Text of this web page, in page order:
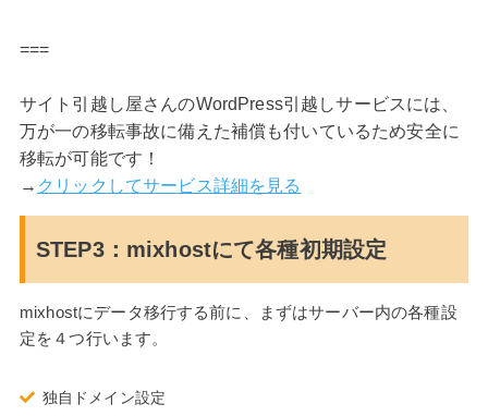
===
サイト引越し屋さんのWordPress引越しサービスには、
万が一の移転事故に備えた補償も付いているため安全に
移転が可能です！
→ クリックしてサービス詳細を見る
STEP3：mixhostにて各種初期設定
mixhostにデータ移行する前に、まずはサーバー内の各種設
定を４つ行います。
独自ドメイン設定